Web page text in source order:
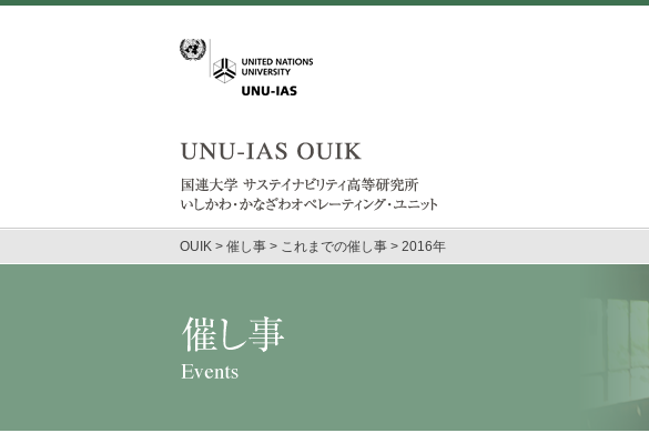
OUIK > 催し事 > これまでの催し事 > 2016年